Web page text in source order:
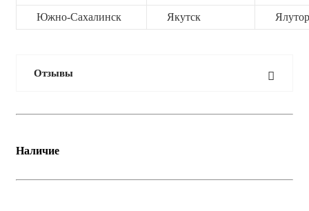
Южно-Сахалинск Якутск
Отзывы
Наличие